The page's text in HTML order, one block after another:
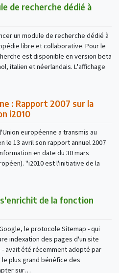
de recherche dédié à
un module de recherche dédié à
libre et collaborative. Pour le
est disponible en version beta
italien et néerlandais. L'affichage
: Rapport 2007 sur la
i2010
européenne a transmis au
le 13 avril son rapport annuel 2007
en date du 30 mars
"i2010 est l'initiative de la
de la fonction
le protocole Sitemap - qui
indexation des pages d'un site
avait été récemment adopté par
plus grand bénéfice des
sur…